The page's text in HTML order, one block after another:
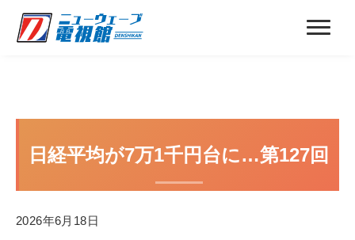
日経平均が7万1千円台に…第127回
2026年6月18日